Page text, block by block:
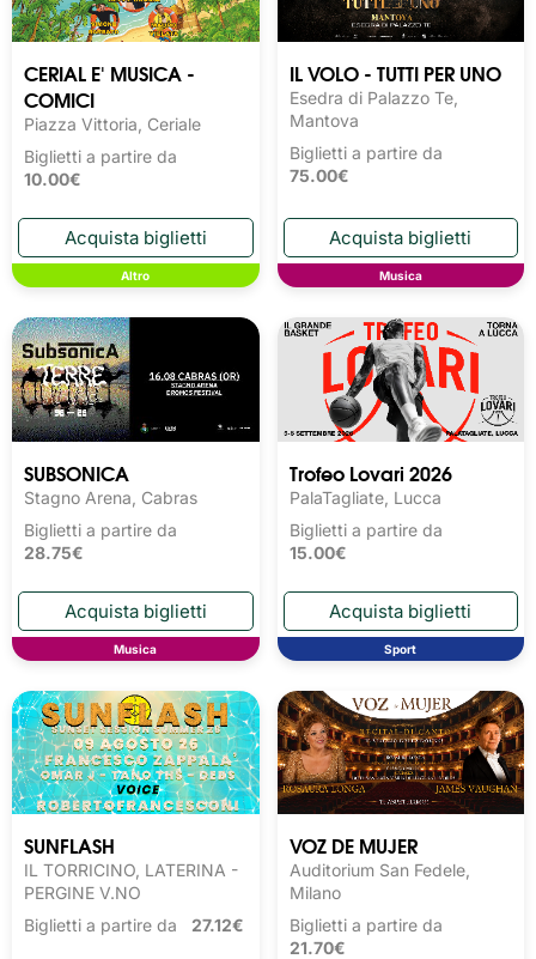
CERIAL E' MUSICA -
COMICI
Piazza Vittoria, Ceriale
Biglietti a partire da
10.00€
Altro
IL VOLO - TUTTI PER UNO
Esedra di Palazzo Te,
Mantova
Biglietti a partire da
75.00€
Musica
SUBSONICA
Stagno Arena, Cabras
Biglietti a partire da
28.75€
Musica
Trofeo Lovari 2026
PalaTagliate, Lucca
Biglietti a partire da
15.00€
Sport
SUNFLASH
IL TORRICINO, LATERINA -
PERGINE V.NO
Biglietti a partire da 27.12€
VOZ DE MUJER
Auditorium San Fedele,
Milano
Biglietti a partire da
21.70€